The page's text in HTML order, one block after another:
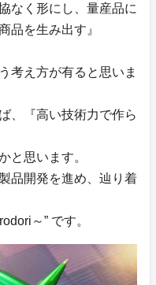
なく形にし、量産品に
品を生み出す』
考え方が有ると思いま
、『高い技術力で作ら
と思います。
品開発を進め、辿り着
～” です。